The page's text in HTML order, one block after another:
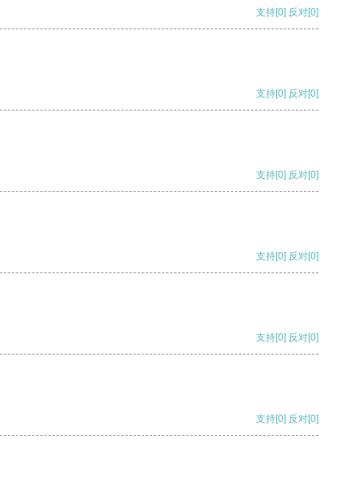
支持[0] 反对[0]
支持[0] 反对[0]
支持[0] 反对[0]
支持[0] 反对[0]
支持[0] 反对[0]
支持[0] 反对[0]